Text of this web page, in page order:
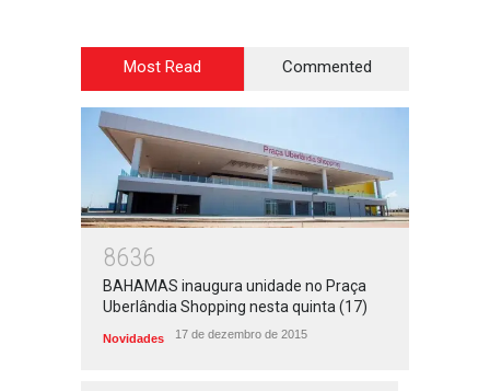
Most Read Commented
8636
BAHAMAS inaugura unidade no Praça
Uberlândia Shopping nesta quinta (17)
Novidades 17 de dezembro de 2015